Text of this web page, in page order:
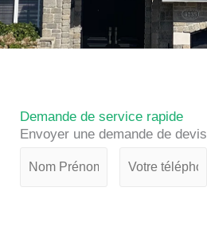
Demande de service rapide
Envoyer une demande de devis